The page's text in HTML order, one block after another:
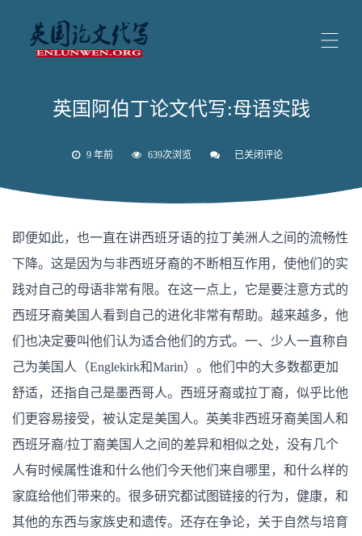
英国阿伯丁论文代写:母语实践
9 年前 639次浏览
英
文
写:
语
践
已关闭评论
即便如此，也一直在讲西班牙语的拉丁美洲人之间的流畅性
下降。这是因为与非西班牙裔的不断相互作用，使他们的实
践对自己的母语非常有限。在这一点上，它是要注意方式的
西班牙裔美国人看到自己的进化非常有帮助。越来越多，他
们也决定要叫他们认为适合他们的方式。一、少人一直称自
己为美国人（Englekirk和Marin）。他们中的大多数都更加
舒适，还指自己是墨西哥人。西班牙裔或拉丁裔，似乎比他
们更容易接受，被认定是美国人。英美非西班牙裔美国人和
西班牙裔/拉丁裔美国人之间的差异和相似之处，没有几个
人有时候属性谁和什么他们今天他们来自哪里，和什么样的
家庭给他们带来的。很多研究都试图链接的行为，健康，和
其他的东西与家族史和遗传。还存在争论，关于自然与培育